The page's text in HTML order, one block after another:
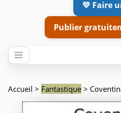
💛 Faire
Publier
Accueil > Fantastique >